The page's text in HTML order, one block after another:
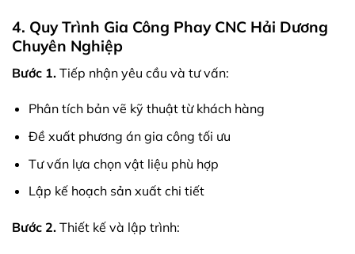
4. Quy Trình Gia Công Phay CNC Hải Dương
Chuyên Nghiệp
Bước 1. Tiếp nhận yêu cầu và tư vấn:
Phân tích bản vẽ kỹ thuật từ khách hàng
Đề xuất phương án gia công tối ưu
Tư vấn lựa chọn vật liệu phù hợp
Lập kế hoạch sản xuất chi tiết
Bước 2. Thiết kế và lập trình: